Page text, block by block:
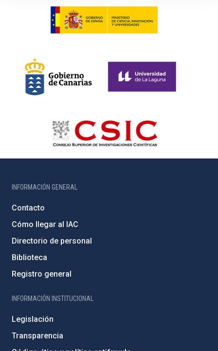
INFORMACIÓN GENERAL
Contacto
Cómo llegar al IAC
Directorio de personal
Biblioteca
Registro general
INFORMACIÓN INSTITUCIONAL
Legislación
Transparencia